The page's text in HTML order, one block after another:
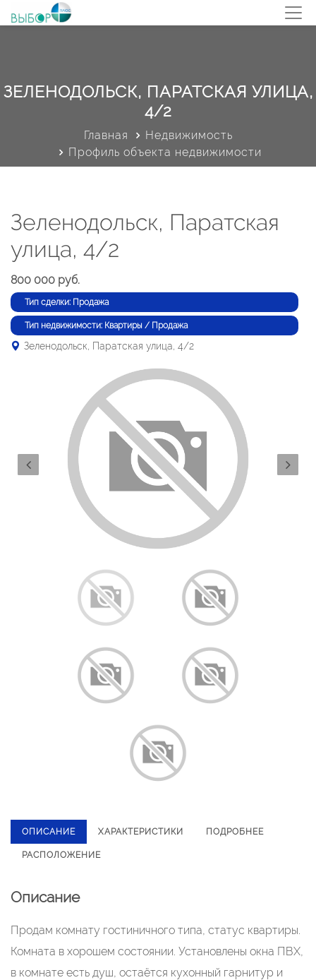
ЗЕЛЕНОДОЛЬСК, ПАРАТСКАЯ УЛИЦА,
4/2
Главная
Недвижимость
Профиль объекта недвижимости
Зеленодольск, Паратская
улица, 4/2
800 000 руб.
Тип сделки: Продажа
Тип недвижимости: Квартиры / Продажа
Зеленодольск, Паратская улица, 4/2
ОПИСАНИЕ ХАРАКТЕРИСТИКИ ПОДРОБНЕЕ
РАСПОЛОЖЕНИЕ
Описание
Продам комнату гостиничного типа, статус квартиры.
Комната в хорошем состоянии. Установлены окна ПВХ,
в комнате есть душ, остаётся кухонный гарнитур и